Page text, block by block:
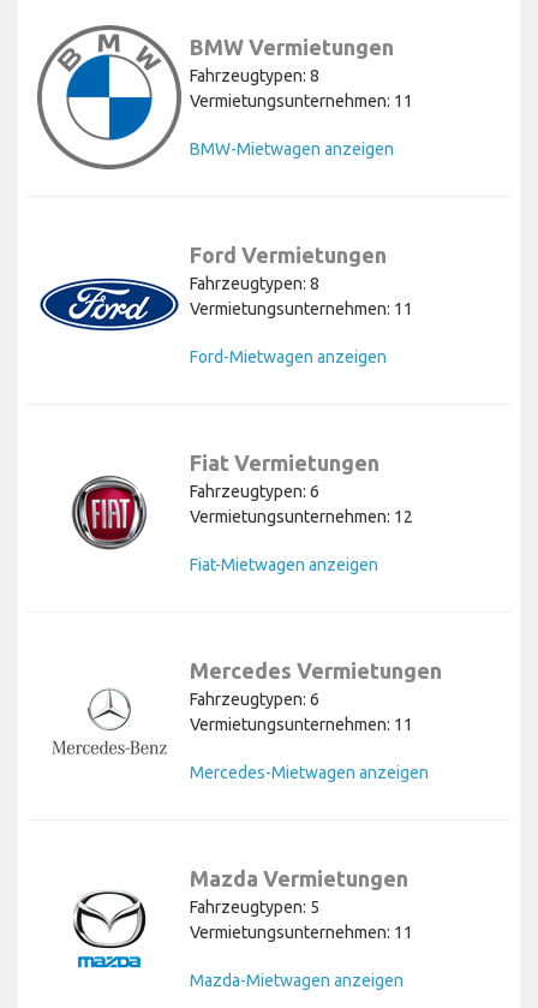
BMW Vermietungen
Fahrzeugtypen: 8
Vermietungsunternehmen: 11
BMW-Mietwagen anzeigen
Ford Vermietungen
Fahrzeugtypen: 8
Vermietungsunternehmen: 11
Ford-Mietwagen anzeigen
Fiat Vermietungen
Fahrzeugtypen: 6
Vermietungsunternehmen: 12
Fiat-Mietwagen anzeigen
Mercedes Vermietungen
Fahrzeugtypen: 6
Vermietungsunternehmen: 11
Mercedes-Mietwagen anzeigen
Mazda Vermietungen
Fahrzeugtypen: 5
Vermietungsunternehmen: 11
Mazda-Mietwagen anzeigen